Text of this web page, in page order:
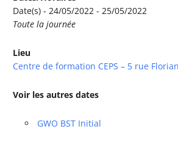
Date(s) - 24/05/2022 - 25/05/2022
Toute la journée
Lieu
Centre de formation CEPS – 5 rue
Voir les autres dates
GWO BST Initial